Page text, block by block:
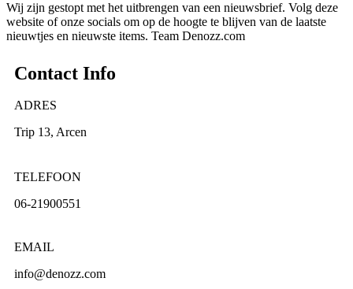
Wij zijn gestopt met het uitbrengen van een nieuwsbrief. Volg deze
website of onze socials om op de hoogte te blijven van de laatste
nieuwtjes en nieuwste items. Team Denozz.com
Contact Info
ADRES
Trip 13, Arcen
TELEFOON
06-21900551
EMAIL
info@denozz.com